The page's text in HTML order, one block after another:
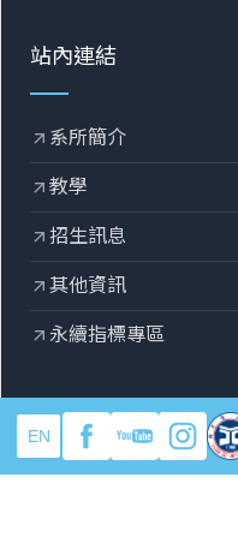
站內連結
arrow_outward 系所簡介
arrow_outward 教學
arrow_outward 招生訊息
arrow_outward 其他資訊
arrow_outward 永續指標專區
copyright © 2025 元智大學機械
Designed byOZCHAMP.
EN